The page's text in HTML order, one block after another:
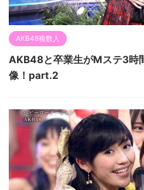
AKB48複数人
AKB48と卒業生がMステ3時
像！part.2